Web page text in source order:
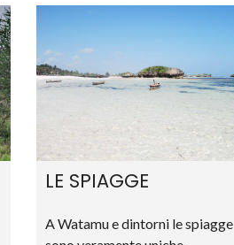
M
V
I
C
A
S
O
LE SPIAGGE
A Watamu e dintorni le spiagge